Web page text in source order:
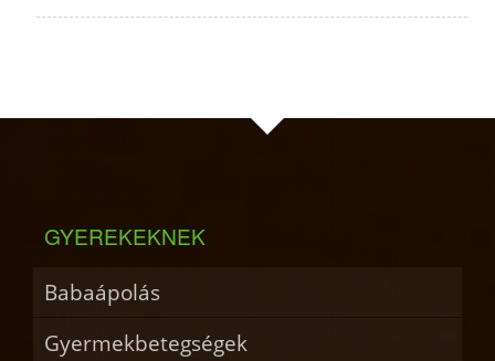
GYEREKEKNEK
Babaápolás
Gyermekbetegségek